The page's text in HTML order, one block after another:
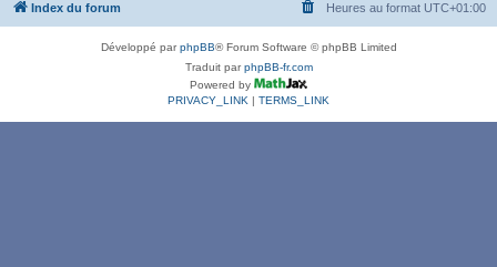
c
Index du forum Heures au format UTC+01:00
Développé parphpBB® Forum Software © phpBB Limited
Traduit parphpBB-fr.com
Powered by
PRIVACY_LINK | TERMS_LINK